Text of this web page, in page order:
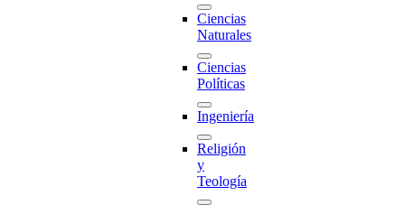
Ciencias
Naturales
Ciencias
Políticas
Ingeniería
Religión
y
Teología